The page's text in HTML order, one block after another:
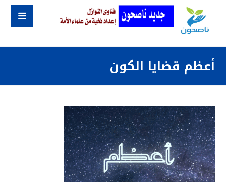
أعظم قضايا الكون